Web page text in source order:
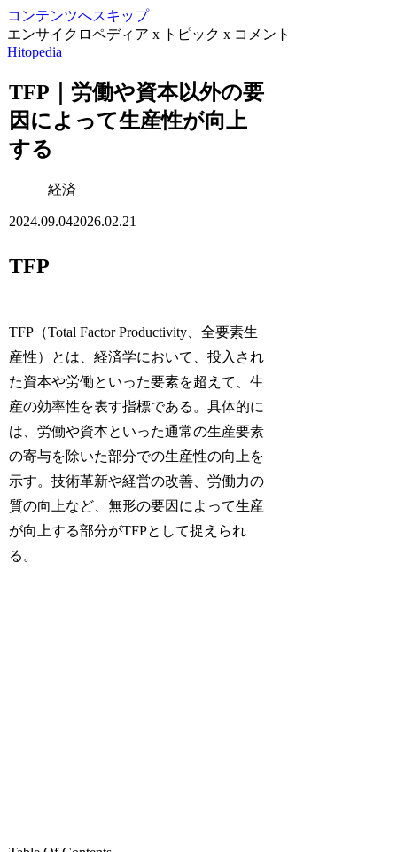
コンテンツへスキップ
エンサイクロペディア x トピック x コメント
Hitopedia
TFP｜労働や資本以外の要
因によって生産性が向上
する
経済
2024.09.042026.02.21
TFP
TFP（Total Factor Productivity、全要素生
産性）とは、経済学において、投入され
た資本や労働といった要素を超えて、生
産の効率性を表す指標である。具体的に
は、労働や資本といった通常の生産要素
の寄与を除いた部分での生産性の向上を
示す。技術革新や経営の改善、労働力の
質の向上など、無形の要因によって生産
が向上する部分がTFPとして捉えられ
る。